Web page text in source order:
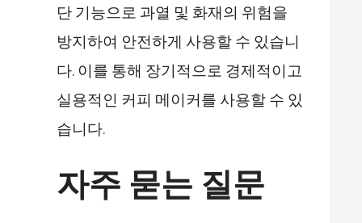
단 기능으로 과열 및 화재의 위험을
방지하여 안전하게 사용할 수 있습니
다. 이를 통해 장기적으로 경제적이고
실용적인 커피 메이커를 사용할 수 있
습니다.
자주 묻는 질문